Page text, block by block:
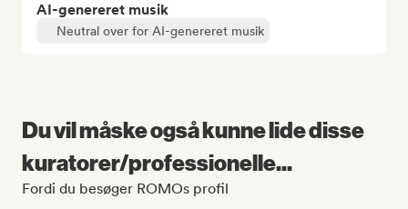
AI-genereret musik
Neutral over for AI-genereret musik
Du vil måske også kunne lide disse
kuratorer/professionelle...
Fordi du besøger ROMOs profil